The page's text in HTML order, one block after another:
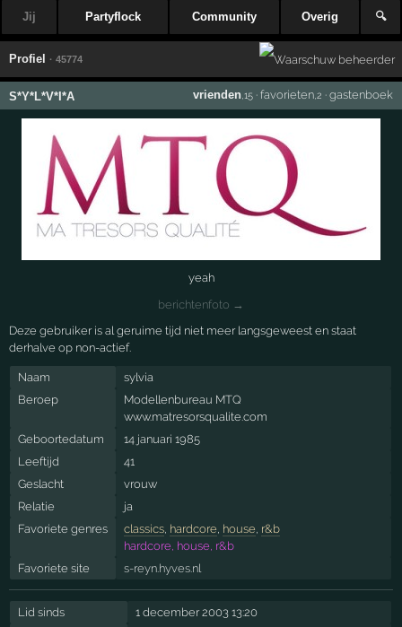
Jij Partyflock Community Overig 🔍
Profiel · 45774
S*Y*L*V*I*A vrienden,15· favorieten,2 · gastenboek
yeah
berichtenfoto →
Deze gebruiker is al geruime tijd niet meer langsgeweest en staat
derhalve op non-actief.
Naam
sylvia
Beroep
Modellenbureau MTQ
www.matresorsqualite.com
Geboortedatum
14 januari 1985
Leeftijd
41
Geslacht
vrouw
Relatie
ja
Favoriete genres
classics, hardcore, house, r&b
hardcore, house, r&b
Favoriete site
s-reyn.hyves.nl
Lid sinds
1 december 2003 13:20